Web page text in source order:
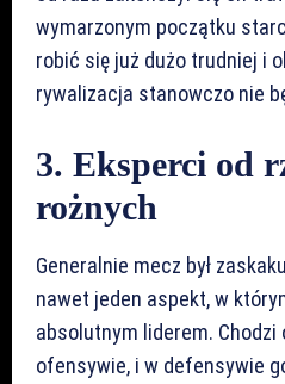
wymarzonym początku
robić się już dużo trudniej i
rywalizacja stanowczo nie
3. Eksperci od
rożnych
Generalnie mecz był
nawet jeden aspekt, w
absolutnym liderem.
ofensywie, i w defensywie